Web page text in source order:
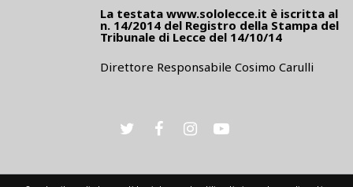
La testata www.sololecce.it è iscritta al
n. 14/2014 del Registro della Stampa del
Tribunale di Lecce del 14/10/14
Direttore Responsabile Cosimo Carulli